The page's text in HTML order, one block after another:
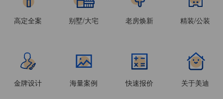
高定全案 别墅/大宅 老房焕新 精装/公装
金牌设计 海量案例 快速报价 关于美迪